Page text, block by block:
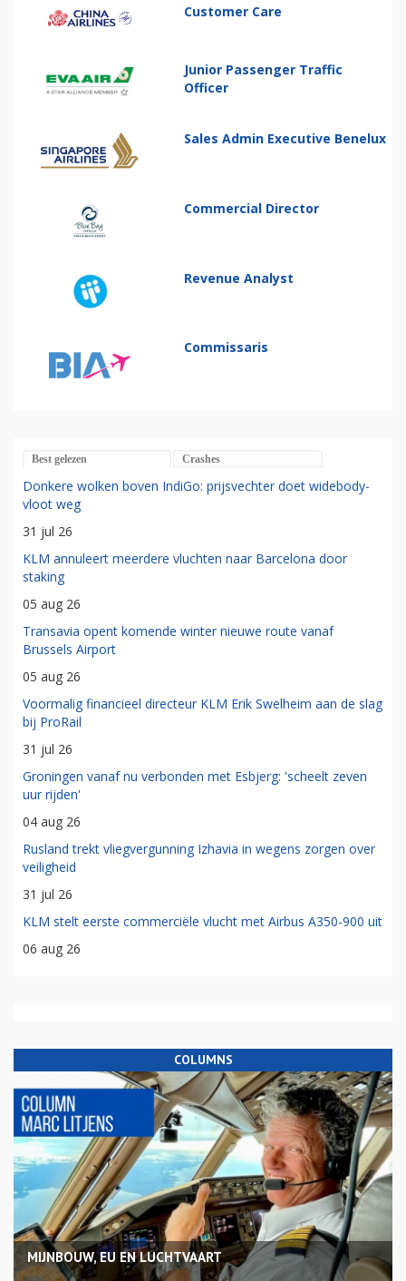
Customer Care
Junior Passenger Traffic
Officer
Sales Admin Executive Benelux
Commercial Director
Revenue Analyst
Commissaris
Best gelezen Crashes
Donkere wolken boven IndiGo: prijsvechter doet widebody-
vloot weg
31 jul 26
KLM annuleert meerdere vluchten naar Barcelona door
staking
05 aug 26
Transavia opent komende winter nieuwe route vanaf
Brussels Airport
05 aug 26
Voormalig financieel directeur KLM Erik Swelheim aan de slag
bij ProRail
31 jul 26
Groningen vanaf nu verbonden met Esbjerg: 'scheelt zeven
uur rijden'
04 aug 26
Rusland trekt vliegvergunning Izhavia in wegens zorgen over
veiligheid
31 jul 26
KLM stelt eerste commerciële vlucht met Airbus A350-900 uit
06 aug 26
COLUMNS
MIJNBOUW, EU EN LUCHTVAART